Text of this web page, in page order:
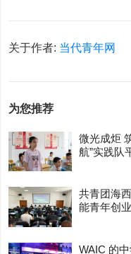
关于作者: 当代青年网
为您推荐
微光成炬
航”实践队
共青团海
能青年创
WAIC 的